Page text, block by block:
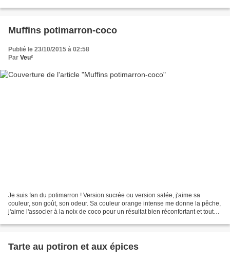
Muffins potimarron-coco
Publié le 23/10/2015 à 02:58
Par Veu²
Je suis fan du potimarron ! Version sucrée ou version salée, j'aime sa
couleur, son goût, son odeur. Sa couleur orange intense me donne la pêche,
j'aime l'associer à la noix de coco pour un résultat bien réconfortant et tout
Tarte au potiron et aux épices